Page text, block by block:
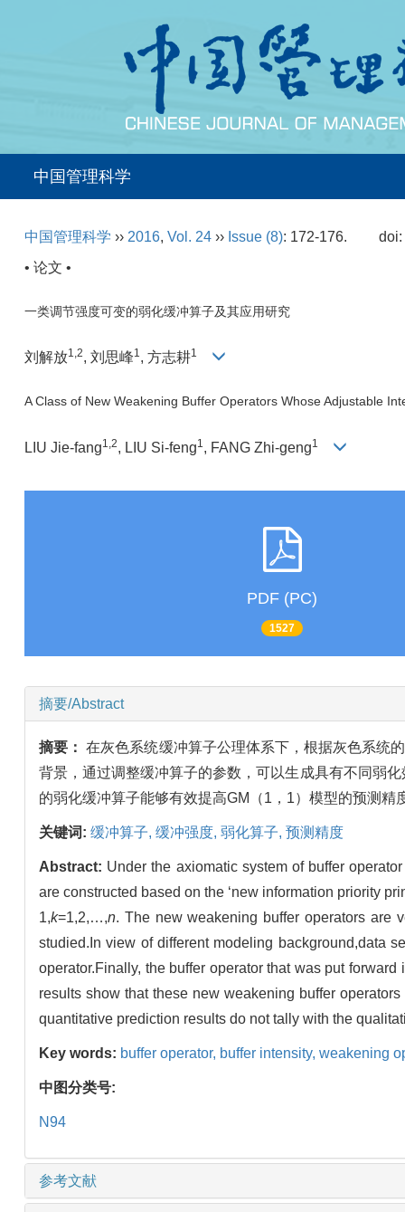
中国管理科学
中国管理科学 ›› 2016, Vol. 24 ›› Issue (8): 172-176.
• 论文 •
一类调节强度可变的弱化缓冲算子及其应用研究
刘解放1,2, 刘思峰1, 方志耕1
A Class of New Weakening Buffer Operators Whose Adjustable
LIU Jie-fang1,2, LIU Si-feng1 , FANG Zhi-geng1
PDF (PC)
1527
摘要/Abstract
摘要：在灰色系统缓冲算子公理体系下，根据灰色系统
背景，通过调整缓冲算子的参数，可以生成具有不同弱
的弱化缓冲算子能够有效提高GM（1，1）模型的预测
关键词: 缓冲算子, 缓冲强度, 弱化算子, 预测精度
Abstract: Under the axiomatic system of buffer
are constructed based on the ‘new information priority
1,k=1,2,…,n. The new weakening buffer operators are
studied.In view of different modeling background,data
operator.Finally, the buffer operator that was put
results show that these new weakening buffer
quantitative prediction results do not tally with the
Key words: buffer operator, buffer intensity, weakening
中图分类号:
N94
参考文献